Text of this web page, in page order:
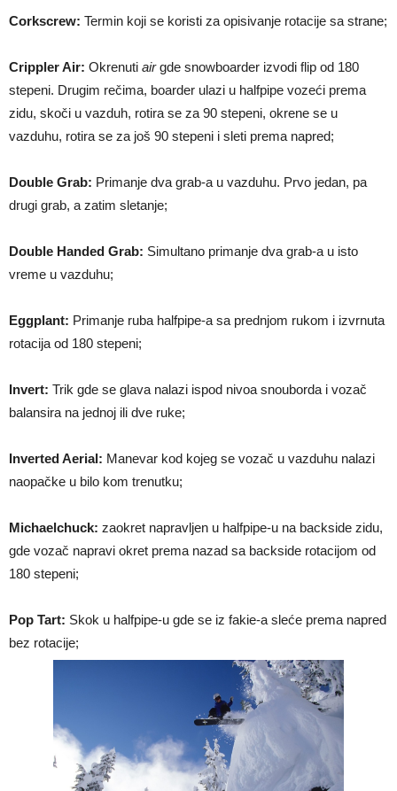
Corkscrew: Termin koji se koristi za opisivanje rotacije sa strane;
Crippler Air: Okrenuti airgde snowboarder izvodi flip od 180
stepeni. Drugim rečima, boarder ulazi u halfpipe vozeći prema
zidu, skoči u vazduh, rotira se za 90 stepeni, okrene se u
vazduhu, rotira se za još 90 stepeni i sleti prema napred;
Double Grab: Primanje dva grab-a u vazduhu. Prvo jedan, pa
drugi grab, a zatim sletanje;
Double Handed Grab: Simultano primanje dva grab-a u isto
vreme u vazduhu;
Eggplant: Primanje ruba halfpipe-a sa prednjom rukom i izvrnuta
rotacija od 180 stepeni;
Invert: Trik gde se glava nalazi ispod nivoa snouborda i vozač
balansira na jednoj ili dve ruke;
Inverted Aerial: Manevar kod kojeg se vozač u vazduhu nalazi
naopačke u bilo kom trenutku;
Michaelchuck: zaokret napravljen u halfpipe-u na backside zidu,
gde vozač napravi okret prema nazad sa backside rotacijom od
180 stepeni;
Pop Tart: Skok u halfpipe-u gde se iz fakie-a sleće prema napred
bez rotacije;